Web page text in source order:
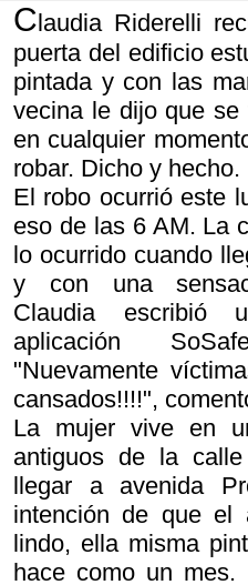
Claudia Riderelli
puerta del edificio
pintada y con las
vecina le dijo que
en cualquier
robar. Dicho y hecho.
El robo ocurrió este
eso de las 6 AM. La
lo ocurrido cuando
y con una
Claudia escribió
aplicación
"Nuevamente
cansados!!!!",
La mujer vive en
antiguos de la
llegar a avenida
intención de que el
lindo, ella misma
hace como un